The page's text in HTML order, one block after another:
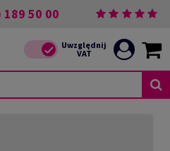
189 50 00